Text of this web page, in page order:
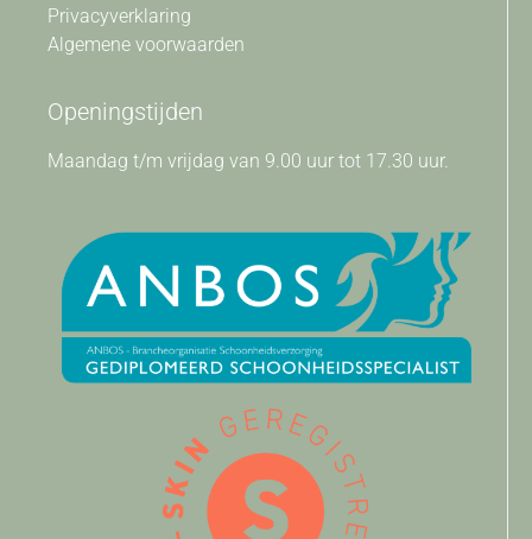
Privacyverklaring
Algemene voorwaarden
Openingstijden
Maandag t/m vrijdag van 9.00 uur tot 17.30 uur.